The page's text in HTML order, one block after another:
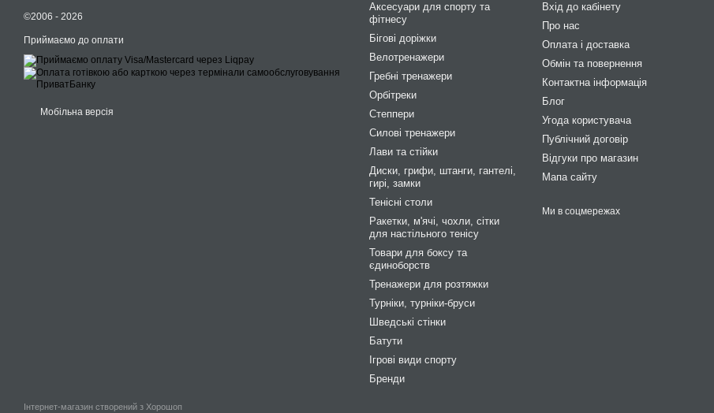
©2006 - 2026
Приймаємо до оплати
Мобільна версія
Інтернет-магазин створений з Хорошоп
Аксесуари для спорту та
фітнесу
Бігові доріжки
Велотренажери
Гребні тренажери
Орбітреки
Степпери
Силові тренажери
Лави та стійки
Диски, грифи, штанги, гантелі,
гирі, замки
Тенісні столи
Ракетки, м'ячі, чохли, сітки
для настільного тенісу
Товари для боксу та
єдиноборств
Тренажери для розтяжки
Турніки, турніки-бруси
Шведські стінки
Батути
Ігрові види спорту
Бренди
Вхід до кабінету
Про нас
Оплата і доставка
Обмін та повернення
Контактна інформація
Блог
Угода користувача
Публічний договір
Відгуки про магазин
Мапа сайту
Ми в соцмережах